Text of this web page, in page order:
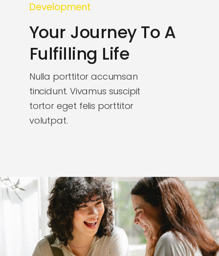
¿Cómo lo hacemos?
Contacto
Donación
Development
Your Journey To A
Fulfilling Life
Nulla porttitor accumsan
tincidunt. Vivamus suscipit
tortor eget felis porttitor
volutpat.